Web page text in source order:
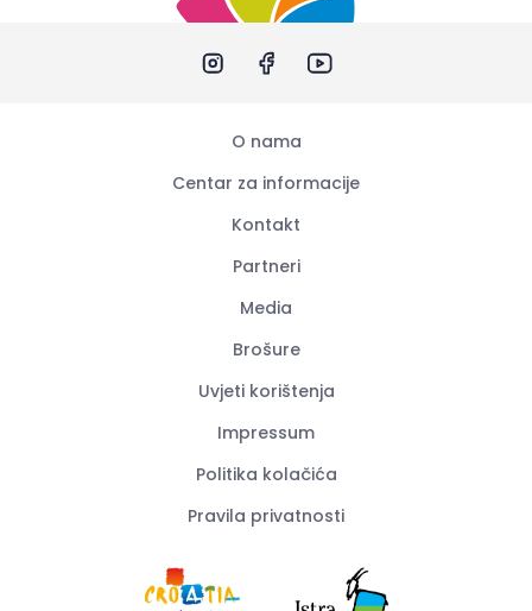
O nama
Centar za informacije
Kontakt
Partneri
Media
Brošure
Uvjeti korištenja
Impressum
Politika kolačića
Pravila privatnosti